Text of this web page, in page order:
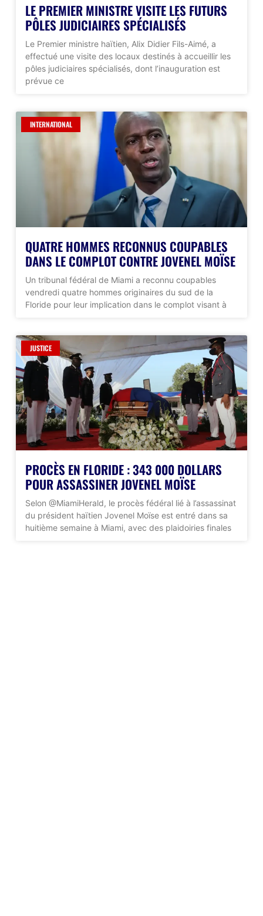
LE PREMIER MINISTRE VISITE LES FUTURS
PÔLES JUDICIAIRES SPÉCIALISÉS
Le Premier ministre haïtien, Alix Didier Fils-Aimé, a
effectué une visite des locaux destinés à accueillir les
pôles judiciaires spécialisés, dont l’inauguration est
prévue ce
INTERNATIONAL
QUATRE HOMMES RECONNUS COUPABLES
DANS LE COMPLOT CONTRE JOVENEL MOÏSE
Un tribunal fédéral de Miami a reconnu coupables
vendredi quatre hommes originaires du sud de la
Floride pour leur implication dans le complot visant à
JUSTICE
PROCÈS EN FLORIDE : 343 000 DOLLARS
POUR ASSASSINER JOVENEL MOÏSE
Selon @MiamiHerald, le procès fédéral lié à l’assassinat
du président haïtien Jovenel Moïse est entré dans sa
huitième semaine à Miami, avec des plaidoiries finales